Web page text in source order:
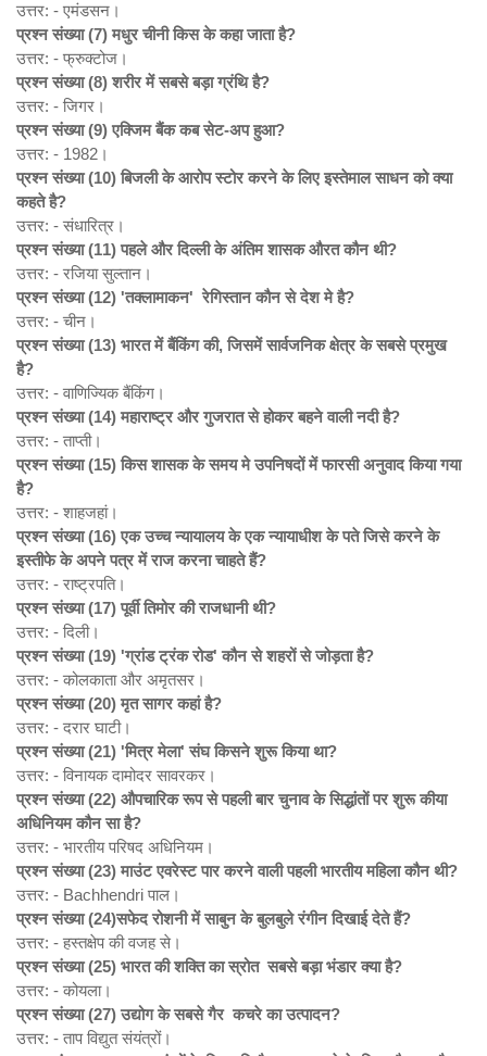
उत्तर: - एमंडसन।
प्रश्न संख्या (7) मधुर चीनी किस के कहा जाता है?
उत्तर: - फ्रुक्टोज।
प्रश्न संख्या (8) शरीर में सबसे बड़ा ग्रंथि है?
उत्तर: - जिगर।
प्रश्न संख्या (9) एक्जिम बैंक कब सेट-अप हुआ?
उत्तर: - 1982।
प्रश्न संख्या (10) बिजली के आरोप स्टोर करने के लिए इस्तेमाल साधन को क्या
कहते है?
उत्तर: - संधारित्र।
प्रश्न संख्या (11) पहले और दिल्ली के अंतिम शासक औरत कौन थी?
उत्तर: - रजिया सुल्तान।
प्रश्न संख्या (12) 'तक्लामाकन' रेगिस्तान कौन से देश मे है?
उत्तर: - चीन।
प्रश्न संख्या (13) भारत में बैंकिंग की, जिसमें सार्वजनिक क्षेत्र के सबसे प्रमुख
है?
उत्तर: - वाणिज्यिक बैंकिंग।
प्रश्न संख्या (14) महाराष्ट्र और गुजरात से होकर बहने वाली नदी है?
उत्तर: - ताप्ती।
प्रश्न संख्या (15) किस शासक के समय मे उपनिषदों में फारसी अनुवाद किया गया
है?
उत्तर: - शाहजहां।
प्रश्न संख्या (16) एक उच्च न्यायालय के एक न्यायाधीश के पते जिसे करने के
इस्तीफे के अपने पत्र में राज करना चाहते हैं?
उत्तर: - राष्ट्रपति।
प्रश्न संख्या (17) पूर्वी तिमोर की राजधानी थी?
उत्तर: - दिली।
प्रश्न संख्या (19) 'ग्रांड ट्रंक रोड' कौन से शहरों से जोड़ता है?
उत्तर: - कोलकाता और अमृतसर।
प्रश्न संख्या (20) मृत सागर कहां है?
उत्तर: - दरार घाटी।
प्रश्न संख्या (21) 'मित्र मेला' संघ किसने शुरू किया था?
उत्तर: - विनायक दामोदर सावरकर।
प्रश्न संख्या (22) औपचारिक रूप से पहली बार चुनाव के सिद्धांतों पर शुरू कीया
अधिनियम कौन सा है?
उत्तर: - भारतीय परिषद अधिनियम।
प्रश्न संख्या (23) माउंट एवरेस्ट पार करने वाली पहली भारतीय महिला कौन थी?
उत्तर: - Bachhendri पाल।
प्रश्न संख्या (24)सफेद रोशनी में साबुन के बुलबुले रंगीन दिखाई देते हैं?
उत्तर: - हस्तक्षेप की वजह से।
प्रश्न संख्या (25) भारत की शक्ति का स्रोत सबसे बड़ा भंडार क्या है?
उत्तर: - कोयला।
प्रश्न संख्या (27) उद्योग के सबसे गैर कचरे का उत्पादन?
उत्तर: - ताप विद्युत संयंत्रों।